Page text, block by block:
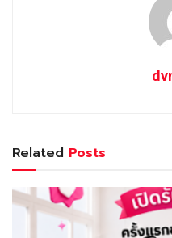
Related Posts